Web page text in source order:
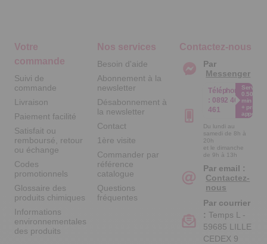
Votre
commande
Suivi de
commande
Livraison
Paiement facilité
Satisfait ou
remboursé, retour
ou échange
Codes
promotionnels
Glossaire des
produits chimiques
Informations
environnementales
des produits
Nos services
Besoin d'aide
Abonnement à la
newsletter
Désabonnement à
la newsletter
Contact
1ère visite
Commander par
référence
catalogue
Questions
fréquentes
Contactez-nous
Par
Messenger
Téléphone
: 0892 461
461
Service
0.50€ /
min
+ prix
appel
Du lundi au
samedi de 8h à
20h
et le dimanche
de 9h à 13h
Par email :
Contactez-
nous
Par courrier
: Temps L -
59685 LILLE
CEDEX 9